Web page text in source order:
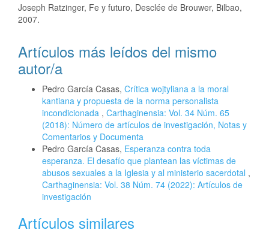
Joseph Ratzinger, Fe y futuro, Desclée de Brouwer, Bilbao,
2007.
Artículos más leídos del mismo
autor/a
Pedro García Casas, Crítica wojtyliana a la moral
kantiana y propuesta de la norma personalista
incondicionada , Carthaginensia: Vol. 34 Núm. 65
(2018): Número de artículos de investigación, Notas y
Comentarios y Documenta
Pedro García Casas, Esperanza contra toda
esperanza. El desafío que plantean las víctimas de
abusos sexuales a la Iglesia y al ministerio sacerdotal ,
Carthaginensia: Vol. 38 Núm. 74 (2022): Artículos de
investigación
Artículos similares